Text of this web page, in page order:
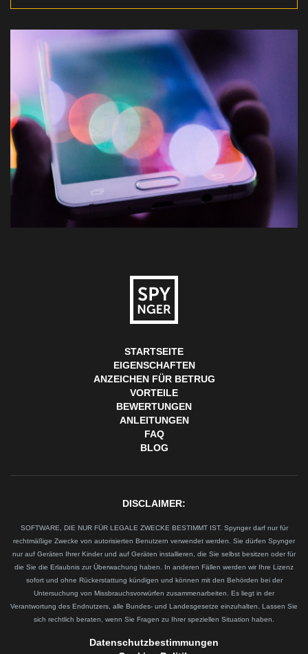
STARTSEITE
EIGENSCHAFTEN
ANZEICHEN FÜR BETRUG
VORTEILE
BEWERTUNGEN
ANLEITUNGEN
FAQ
BLOG
DISCLAIMER:
SOFTWARE, DIE NUR FÜR LEGALE ZWECKE BESTIMMT IST. Spynger darf nur für
rechtmäßige Zwecke von autorisierten Benutzern verwendet werden. Sie dürfen Spynger
nur auf Geräten Ihrer Kinder und auf Geräten installieren, die Sie selbst besitzen oder für
die Sie die Erlaubnis zur Überwachung haben. In anderen Fällen werden wir Ihre Lizenz
sofort und ohne Rückerstattung kündigen und können mit den Behörden bei der
Untersuchung von Missbrauchsvorwürfen zusammenarbeiten. Es liegt in der
Verantwortung des Endnutzers, alle Bundes- und Landesgesetze einzuhalten. Lassen Sie
sich rechtlich beraten, wenn Sie Fragen zu Ihrer speziellen Situation haben.
Datenschutzbestimmungen